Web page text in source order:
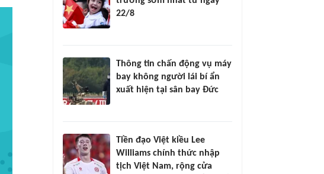
22/8
Thông tin chấn động vụ máy
bay không người lái bí ẩn
xuất hiện tại sân bay Đức
Tiền đạo Việt kiều Lee
Williams chính thức nhập
tịch Việt Nam, rộng cửa